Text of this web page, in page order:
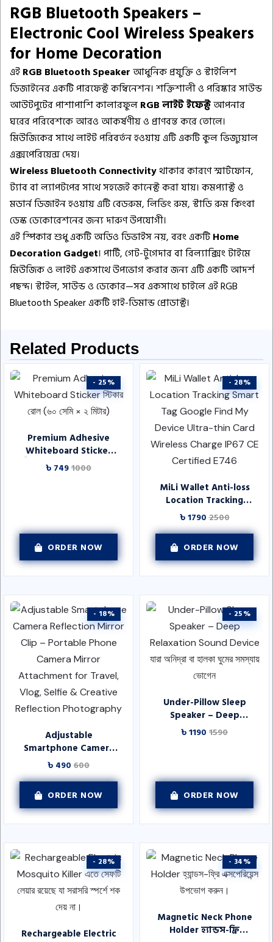
RGB Bluetooth Speakers –
Electronic Cool Wireless Speakers
for Home Decoration
এইRGB Bluetooth Speakerআধুনিক প্রযুক্তি ও স্টাইলিশ
ডিজাইনের একটি পারফেক্ট কম্বিনেশন। শক্তিশালী ও পরিষ্কার সাউন্ড
আউটপুটের পাশাপাশি কালারফুলRGB লাইট ইফেক্টআপনার
ঘরের পরিবেশকে আরও আকর্ষণীয় ও প্রাণবন্ত করে তোলে।
মিউজিকের সাথে লাইট পরিবর্তন হওয়ায় এটি একটি কুল ভিজ্যুয়াল
এক্সপেরিয়েন্স দেয়।
Wireless Bluetooth Connectivityথাকার কারণে স্মার্টফোন,
ট্যাব বা ল্যাপটপের সাথে সহজেই কানেক্ট করা যায়। কমপ্যাক্ট ও
মডার্ন ডিজাইন হওয়ায় এটি বেডরুম, লিভিং রুম, স্টাডি রুম কিংবা
ডেস্ক ডেকোরেশনের জন্য দারুণ উপযোগী।
এই স্পিকার শুধু একটি অডিও ডিভাইস নয়, বরং একটিHome
Decoration Gadget। পার্টি, গেট-টুগেদার বা রিল্যাক্সিং টাইমে
মিউজিক ও লাইট একসাথে উপভোগ করার জন্য এটি একটি আদর্শ
পছন্দ। স্টাইল, সাউন্ড ও ডেকোর—সব একসাথে চাইলে এই RGB
Bluetooth Speaker একটি হাই-ডিমান্ড প্রোডাক্ট।
Related Products
- 25%
Premium Adhesive
Whiteboard Sticker
স্টিকার রোল (৬০ সেমি ×
৳ 7491000
ORDER NOW
- 28%
MiLi Wallet Anti-loss
Location Tracking
Smart Tag Google
Find My Device Ultra-
thin Card Wireless
Charge IP67 CE
Certified E746
৳ 17902500
ORDER NOW
- 18%
Adjustable
Smartphone Camera
Reflection Mirror Clip
– Portable Phone
Camera Mirror
Attachment for
Travel, Vlog, Selfie &
৳ 490 600
ORDER NOW
- 25%
Under-Pillow Sleep
Speaker – Deep
Relaxation Sound
৳ 1190 1590
ORDER NOW
- 28%
Rechargeable Electric
- 34%
Magnetic Neck Phone
Holder হ্যান্ডস-ফ্রি